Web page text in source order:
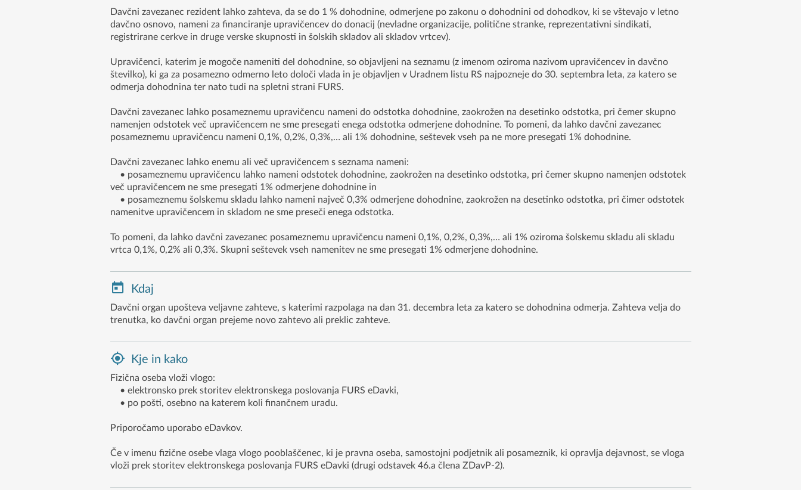
Davčni zavezanec rezident lahko zahteva, da se do 1 % dohodnine, odmerjene po zakonu o dohodnini od dohodkov, ki se vštevajo v letno
davčno osnovo, nameni za financiranje upravičencev do donacij (nevladne organizacije, politične stranke, reprezentativni sindikati,
registrirane cerkve in druge verske skupnosti in šolskih skladov ali skladov vrtcev).
Upravičenci, katerim je mogoče nameniti del dohodnine, so objavljeni na seznamu (z imenom oziroma nazivom upravičencev in davčno
številko), ki ga za posamezno odmerno leto določi vlada in je objavljen v Uradnem listu RS najpozneje do 30. septembra leta, za katero se
odmerja dohodnina ter nato tudi na spletni strani FURS.
Davčni zavezanec lahko posameznemu upravičencu nameni do odstotka dohodnine, zaokrožen na desetinko odstotka, pri čemer skupno
namenjen odstotek več upravičencem ne sme presegati enega odstotka odmerjene dohodnine. To pomeni, da lahko davčni zavezanec
posameznemu upravičencu nameni 0,1%, 0,2%, 0,3%,… ali 1% dohodnine, seštevek vseh pa ne more presegati 1% dohodnine.
Davčni zavezanec lahko enemu ali več upravičencem s seznama nameni:
• posameznemu upravičencu lahko nameni odstotek dohodnine, zaokrožen na desetinko odstotka, pri čemer skupno namenjen odstotek
več upravičencem ne sme presegati 1% odmerjene dohodnine in
• posameznemu šolskemu skladu lahko nameni največ 0,3% odmerjene dohodnine, zaokrožen na desetinko odstotka, pri čimer odstotek
namenitve upravičencem in skladom ne sme preseči enega odstotka.
To pomeni, da lahko davčni zavezanec posameznemu upravičencu nameni 0,1%, 0,2%, 0,3%,… ali 1% oziroma šolskemu skladu ali skladu
vrtca 0,1%, 0,2% ali 0,3%. Skupni seštevek vseh namenitev ne sme presegati 1% odmerjene dohodnine.
Kdaj
Davčni organ upošteva veljavne zahteve, s katerimi razpolaga na dan 31. decembra leta za katero se dohodnina odmerja. Zahteva velja do
trenutka, ko davčni organ prejeme novo zahtevo ali preklic zahteve.
Kje in kako
Fizična oseba vloži vlogo:
• elektronsko prek storitev elektronskega poslovanja FURS eDavki,
• po pošti, osebno na katerem koli finančnem uradu.
Priporočamo uporabo eDavkov.
Če v imenu fizične osebe vlaga vlogo pooblaščenec, ki je pravna oseba, samostojni podjetnik ali posameznik, ki opravlja dejavnost, se vloga
vloži prek storitev elektronskega poslovanja FURS eDavki (drugi odstavek 46.a člena ZDavP-2).